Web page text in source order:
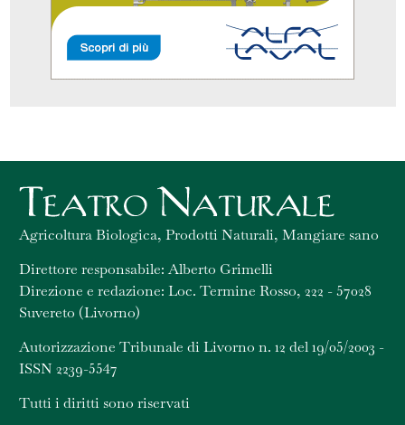
Agricoltura Biologica, Prodotti Naturali, Mangiare sano
Direttore responsabile: Alberto Grimelli
Direzione e redazione: Loc. Termine Rosso, 222 - 57028
Suvereto (Livorno)
Autorizzazione Tribunale di Livorno n. 12 del 19/05/2003 -
ISSN 2239-5547
Tutti i diritti sono riservati